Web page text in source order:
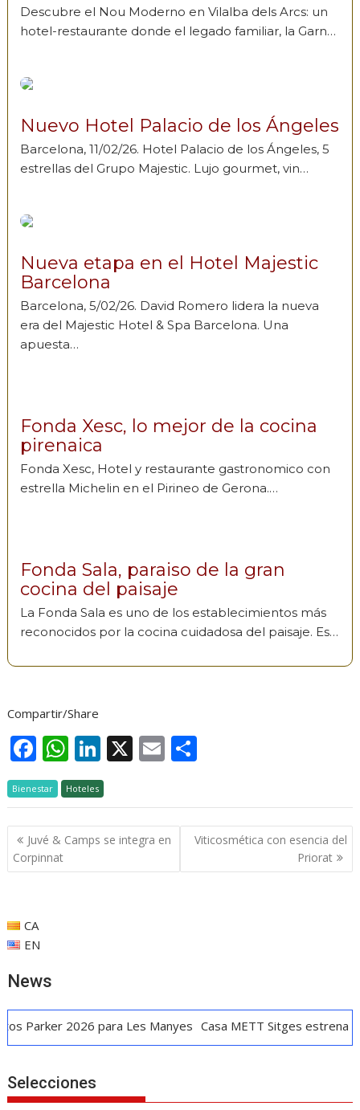
Descubre el Nou Moderno en Vilalba dels Arcs: un
hotel-restaurante donde el legado familiar, la Garn…
Nuevo Hotel Palacio de los Ángeles
Barcelona, 11/02/26. Hotel Palacio de los Ángeles, 5
estrellas del Grupo Majestic. Lujo gourmet, vin…
Nueva etapa en el Hotel Majestic
Barcelona
Barcelona, 5/02/26. David Romero lidera la nueva
era del Majestic Hotel & Spa Barcelona. Una
apuesta…
Fonda Xesc, lo mejor de la cocina
pirenaica
Fonda Xesc, Hotel y restaurante gastronomico con
estrella Michelin en el Pirineo de Gerona.…
Fonda Sala, paraiso de la gran
cocina del paisaje
La Fonda Sala es uno de los establecimientos más
reconocidos por la cocina cuidadosa del paisaje. Es…
Compartir/Share
F
ac
e
b
o
o
W
h
at
s
A
p
Li
n
k
e
dI
n
X E
ai
l
m
p
ar
ti
Bienestar Hoteles
Navegación
de
entradas
Juvé & Camps se integra en
Corpinnat
Viticosmética con esencia del
Priorat
CA
EN
News
para Les Manyes Casa METT Sitges estrena hotelería
Selecciones